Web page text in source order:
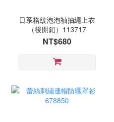
日系格紋泡泡袖抽繩上衣
（後開釦）113717
NT$680